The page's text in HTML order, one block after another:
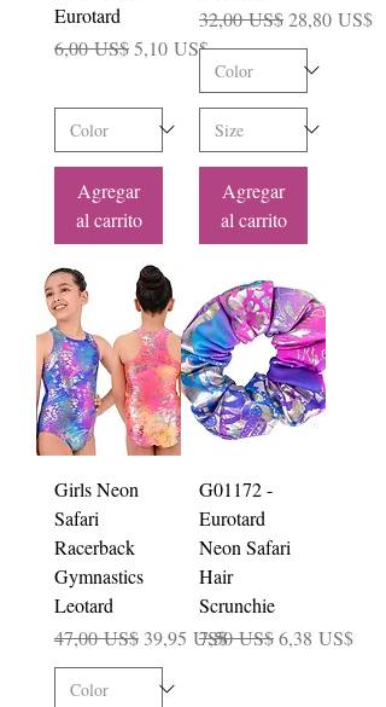
Eurotard
Precio
6,00 US$ Precio de oferta
5,10 US$
Agregar
al carrito
Precio
32,00 US$Precio de
28,80 US$
Agregar
al carrito
Girls Neon
Safari
Racerback
Gymnastics
Leotard
Precio
47,00 US$ Precio de oferta
39,95 US$
G01172 -
Eurotard
Neon Safari
Hair
Scrunchie
Precio
7,50 US$Precio de oferta
6,38 US$